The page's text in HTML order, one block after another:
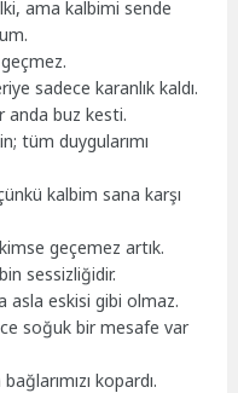
ama kalbimi sende
sadece karanlık kaldı.
anda buz kesti.
tüm duygularımı
kalbim sana karşı
geçemez artık.
sessizliğidir.
asla eskisi gibi olmaz.
soğuk bir mesafe var
kopardı.